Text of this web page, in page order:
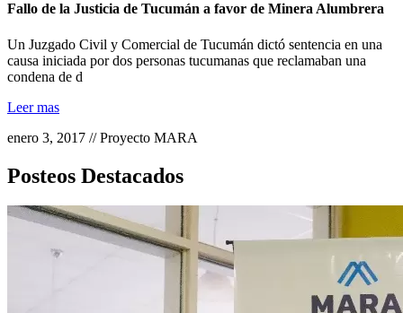
Fallo de la Justicia de Tucumán a favor de Minera Alumbrera
Un Juzgado Civil y Comercial de Tucumán dictó sentencia en una
causa iniciada por dos personas tucumanas que reclamaban una
condena de d
Leer mas
enero 3, 2017 // Proyecto MARA
Posteos Destacados